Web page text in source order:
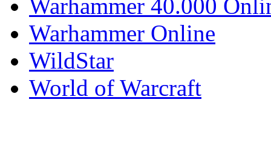
Warhammer 40.000
Warhammer Online
WildStar
World of Warcraft